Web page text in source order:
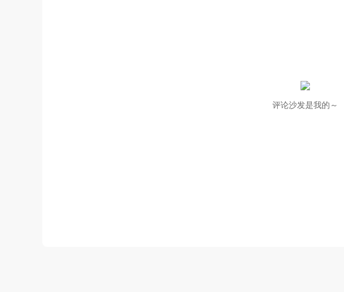
评论沙发是我的～